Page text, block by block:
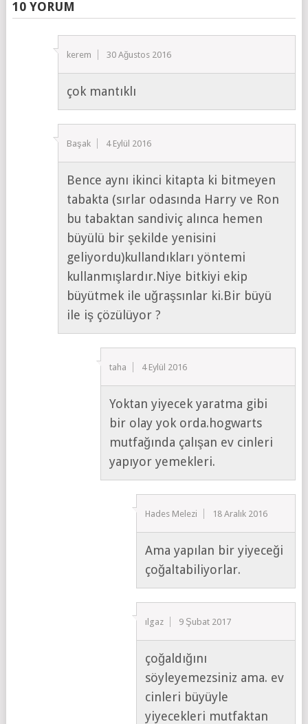
10 YORUM
kerem 30 Ağustos 2016
çok mantıklı
Başak 4 Eylül 2016
Bence aynı ikinci kitapta ki bitmeyen
tabakta (sırlar odasında Harry ve Ron
bu tabaktan sandiviç alınca hemen
büyülü bir şekilde yenisini
geliyordu)kullandıkları yöntemi
kullanmışlardır.Niye bitkiyi ekip
büyütmek ile uğraşsınlar ki.Bir büyü
ile iş çözülüyor ?
taha 4 Eylül 2016
Yoktan yiyecek yaratma gibi
bir olay yok orda.hogwarts
mutfağında çalışan ev cinleri
yapıyor yemekleri.
Hades Melezi 18 Aralık 2016
Ama yapılan bir yiyeceği
çoğaltabiliyorlar.
ılgaz 9 Şubat 2017
çoğaldığını
söyleyemezsiniz ama. ev
cinleri büyüyle
yiyecekleri mutfaktan